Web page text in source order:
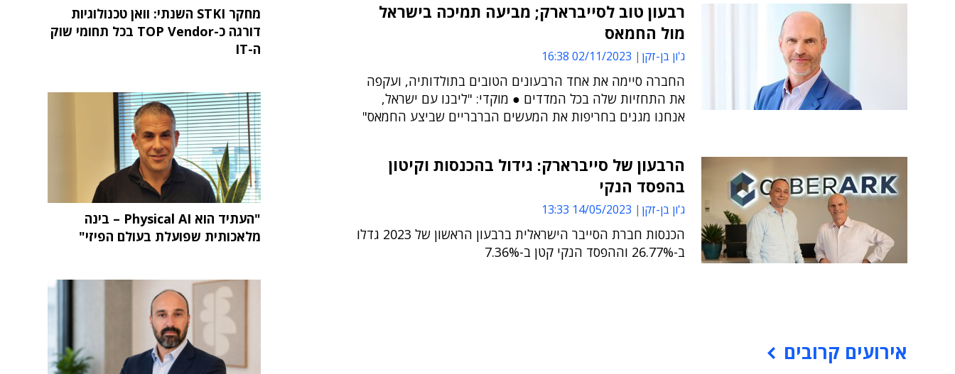
רבעון טוב לסייברארק; מביעה תמיכה בישראל
מול החמאס
ג'ון בן-זקן 02/11/2023 16:38
החברה סיימה את אחד הרבעונים הטובים בתולדותיה, ועקפה
את התחזיות שלה בכל המדדים ● מוקדי: "ליבנו עם ישראל,
אנחנו מגנים בחריפות את המעשים הברבריים שביצע החמאס"
הרבעון של סייברארק: גידול בהכנסות וקיטון
בהפסד הנקי
ג'ון בן-זקן 14/05/2023 13:33
הכנסות חברת הסייבר הישראלית ברבעון הראשון של 2023 גדלו
ב-26.77% וההפסד הנקי קטן ב-7.36%
אירועים קרובים
מחקר STKI השנתי: וואן טכנולוגיות
דורגה כ-TOP Vendor בכל תחומי שוק
ה-IT
"העתיד הוא Physical AI – בינה
מלאכותית שפועלת בעולם הפיזי"